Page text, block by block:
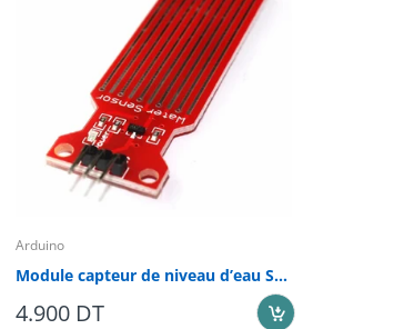
Arduino
Module capteur de niveau d’eau ST045
4.900 DT